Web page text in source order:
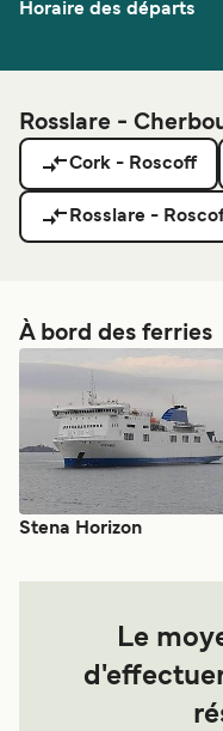
Rosslare -
Cork - Roscoff
Rosslare -
À bord des ferries
Stena Horizon
Le